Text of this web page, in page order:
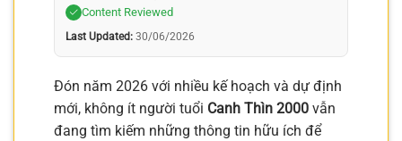
Content Reviewed
Last Updated: 30/06/2026
Đón năm 2026 với nhiều kế hoạch và dự định
mới, không ít người tuổi Canh Thìn 2000 vẫn
đang tìm kiếm những thông tin hữu ích để